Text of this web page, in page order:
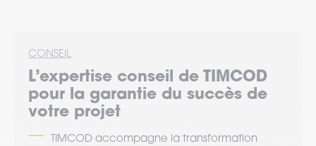
CONSEIL
L’expertise conseil de TIMCOD
pour la garantie du succès de
votre projet
TIMCOD accompagne la transformation